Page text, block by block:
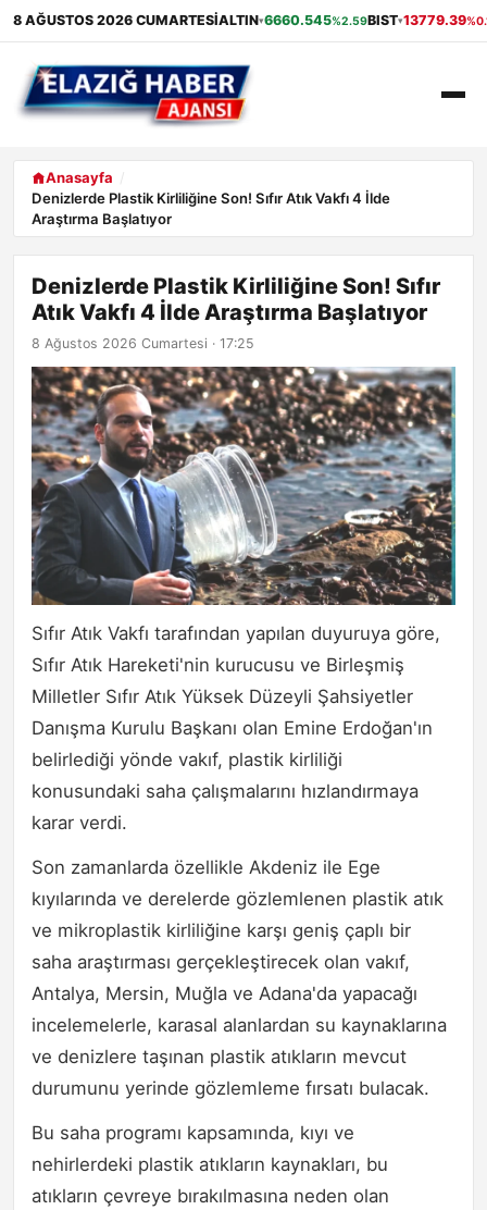
8 AĞUSTOS 2026 CUMARTESIALTIN▾6660.545%2.59BIST▾13779.39
ANASAYFA
GÜNDEM
SAĞLIK
ALIŞVERIŞ
Anasayfa
Denizlerde Plastik Kirliliğine Son! Sıfır Atık Vakfı 4 İlde
Araştırma Başlatıyor
Denizlerde Plastik Kirliliğine Son! Sıfır
Atık Vakfı 4 İlde Araştırma Başlatıyor
8 Ağustos 2026 Cumartesi · 17:25
Sıfır Atık Vakfı tarafından yapılan duyuruya göre,
Sıfır Atık Hareketi'nin kurucusu ve Birleşmiş
Milletler Sıfır Atık Yüksek Düzeyli Şahsiyetler
Danışma Kurulu Başkanı olan Emine Erdoğan'ın
belirlediği yönde vakıf, plastik kirliliği
konusundaki saha çalışmalarını hızlandırmaya
karar verdi.
Son zamanlarda özellikle Akdeniz ile Ege
kıyılarında ve derelerde gözlemlenen plastik atık
ve mikroplastik kirliliğine karşı geniş çaplı bir
saha araştırması gerçekleştirecek olan vakıf,
Antalya, Mersin, Muğla ve Adana'da yapacağı
incelemelerle, karasal alanlardan su kaynaklarına
ve denizlere taşınan plastik atıkların mevcut
durumunu yerinde gözlemleme fırsatı bulacak.
Bu saha programı kapsamında, kıyı ve
nehirlerdeki plastik atıkların kaynakları, bu
atıkların çevreye bırakılmasına neden olan